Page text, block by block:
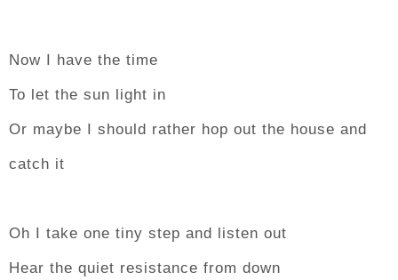
Now I have the time
To let the sun light in
Or maybe I should rather hop out the house and
catch it
Oh I take one tiny step and listen out
Hear the quiet resistance from down